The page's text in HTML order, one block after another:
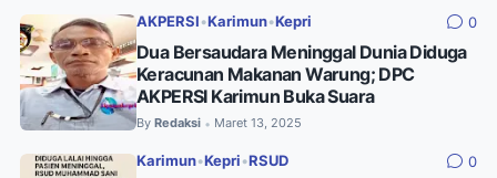
AKPERSI •Karimun•Kepri 0
Dua Bersaudara Meninggal Dunia Diduga
Keracunan Makanan Warung; DPC
AKPERSI Karimun Buka Suara
By Redaksi • Maret 13, 2025
Karimun•Kepri •RSUD 0